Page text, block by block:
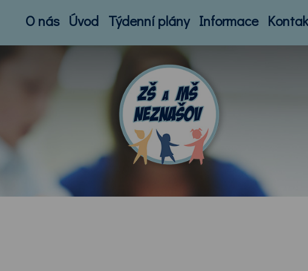
O nás Úvod Týdenní plány Informace